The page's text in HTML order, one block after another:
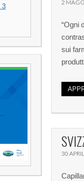
3
2
“Ogni
sui
30